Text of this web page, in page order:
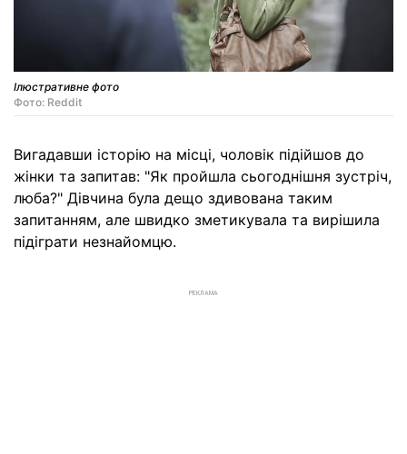
Ілюстративне фото
Фото: Reddit
Вигадавши історію на місці, чоловік підійшов до
жінки та запитав: "Як пройшла сьогоднішня зустріч,
люба?" Дівчина була дещо здивована таким
запитанням, але швидко зметикувала та вирішила
підіграти незнайомцю.
РЕКЛАМА